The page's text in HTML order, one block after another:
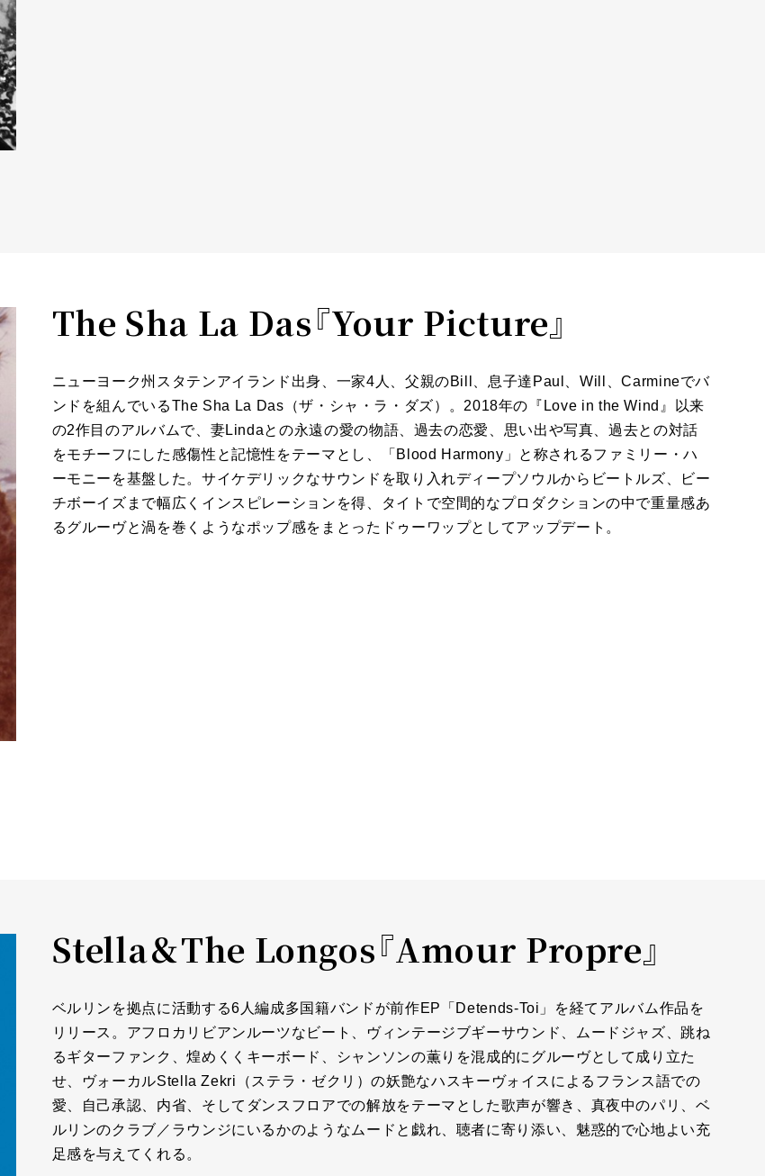
The Sha La Das『Your Picture』
ニューヨーク州スタテンアイランド出身、一家4人、父親のBill、息子達Paul、Will、Carmineでバ
ンドを組んでいるThe Sha La Das（ザ・シャ・ラ・ダズ）。2018年の『Love in the Wind』以来
の2作目のアルバムで、妻Lindaとの永遠の愛の物語、過去の恋愛、思い出や写真、過去との対話
をモチーフにした感傷性と記憶性をテーマとし、「Blood Harmony」と称されるファミリー・ハ
ーモニーを基盤した。サイケデリックなサウンドを取り入れディープソウルからビートルズ、ビー
チボーイズまで幅広くインスピレーションを得、タイトで空間的なプロダクションの中で重量感あ
るグルーヴと渦を巻くようなポップ感をまとったドゥーワップとしてアップデート。
Stella＆The Longos『Amour Propre』
ベルリンを拠点に活動する6人編成多国籍バンドが前作EP「Detends-Toi」を経てアルバム作品を
リリース。アフロカリビアンルーツなビート、ヴィンテージブギーサウンド、ムードジャズ、跳ね
るギターファンク、煌めくくキーボード、シャンソンの薫りを混成的にグルーヴとして成り立た
せ、ヴォーカルStella Zekri（ステラ・ゼクリ）の妖艶なハスキーヴォイスによるフランス語での
愛、自己承認、内省、そしてダンスフロアでの解放をテーマとした歌声が響き、真夜中のパリ、ベ
ルリンのクラブ／ラウンジにいるかのようなムードと戯れ、聴者に寄り添い、魅惑的で心地よい充
足感を与えてくれる。